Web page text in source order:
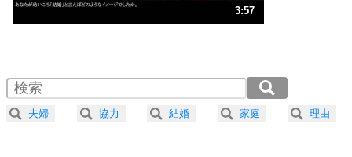
人生、なんとかなるもの。
気楽に生きる30の方法
4 器の大きい人は、怒りを優しさで表現する。
プラス思考
3:57
2.0倍速 （466KB 1分58秒）
2.5倍速 （373KB 1分35秒）
3.0倍速 （311KB 1分19秒）
夫婦 協力 結婚 家庭 理由